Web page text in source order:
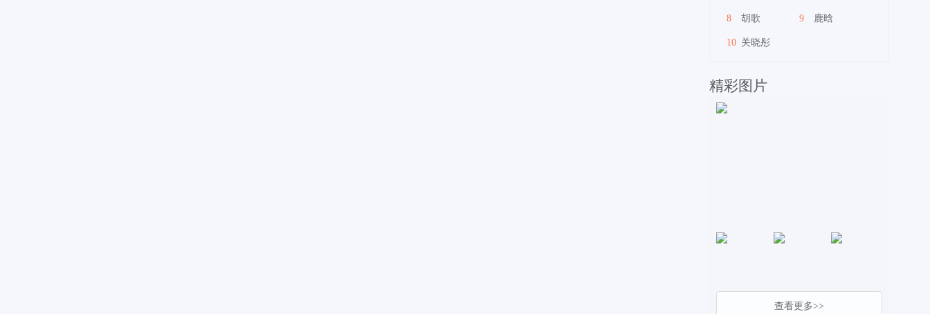
8 胡歌 9 鹿晗
10 关晓彤
精彩图片
查看更多>>